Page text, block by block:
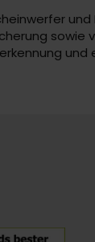
sowie
und